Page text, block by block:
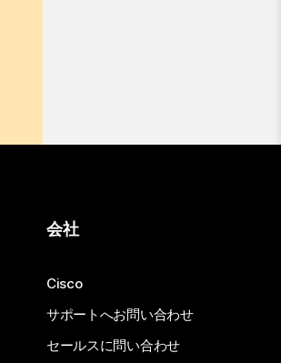
会社
Cisco
サポートへお問い合わせ
セールスに問い合わせ